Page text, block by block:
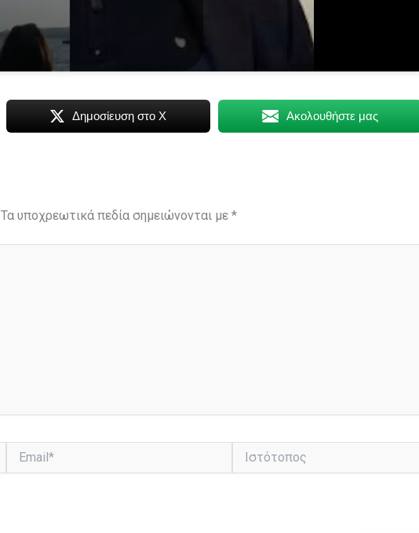
Δημοσίευση στο X Ακολουθήστε μας
Τα υποχρεωτικά πεδία σημειώνονται με *
Ιστότοπος